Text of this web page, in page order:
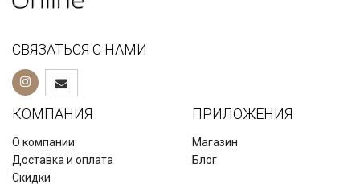
СВЯЗАТЬСЯ С НАМИ
КОМПАНИЯ
О компании
Доставка и оплата
Скидки
ПРИЛОЖЕНИЯ
Магазин
Блог